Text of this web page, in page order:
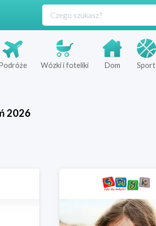
Wózki i foteliki Dom Sport
2026